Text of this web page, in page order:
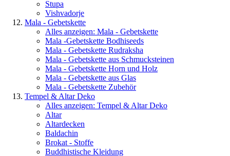
Stupa
Vishvadorje
Mala - Gebetskette
Alles anzeigen: Mala - Gebetskette
Mala -Gebetskette Bodhiseeds
Mala - Gebetskette Rudraksha
Mala - Gebetskette aus Schmucksteinen
Mala - Gebetskette Horn und Holz
Mala - Gebetskette aus Glas
Mala - Gebetskette Zubehör
Tempel & Altar Deko
Alles anzeigen: Tempel & Altar Deko
Altar
Altardecken
Baldachin
Brokat - Stoffe
Buddhistische Kleidung